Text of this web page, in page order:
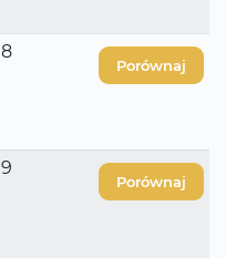
8
Porównaj
9
Porównaj